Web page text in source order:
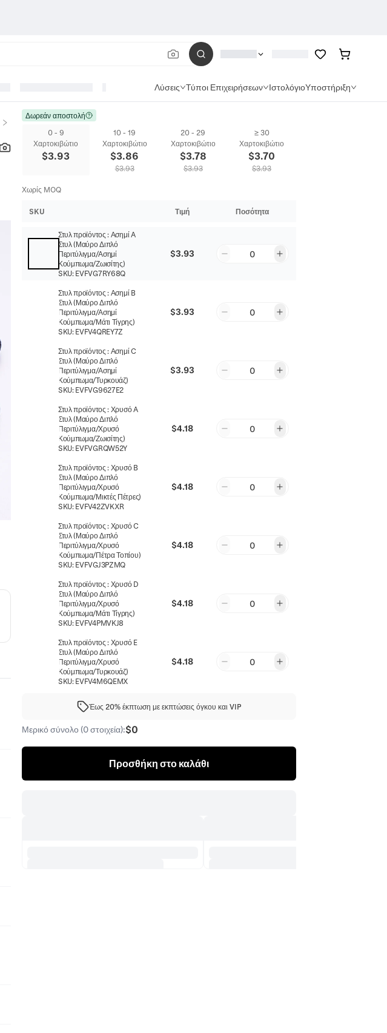
Λύσεις Τύποι Επιχειρήσεων ΙστολόγιοΥποστήριξη
Ανδρικό Πλεκτό Δερμάτινο Βραχιόλι Με Μαγνητικό Κούμπωμα Από Ανοξείδωτο Χάλυβα 316L Και Χάντρες Από
Κορυφή 10% Επαναπαραγγέλθηκε
Δωρεάν αποστολή
0 - 9
Χαρτοκιβώτιο
$3.93
10 - 19
Χαρτοκιβώτιο
$3.86
$3.93
20 - 29
Χαρτοκιβώτιο
$3.78
$3.93
≥ 30
Χαρτοκιβώτιο
$3.70
$3.93
Χωρίς MOQ
SKU Τιμή Ποσότητα
Στυλ προϊόντος : Ασημί A
Στυλ (Μαύρο Διπλό
Περιτύλιγμα/Ασημί
Κούμπωμα/Ζωισίτης)
SKU: EVFVG7RY68Q
$3.93 0
Στυλ προϊόντος : Ασημί B
Στυλ (Μαύρο Διπλό
Περιτύλιγμα/Ασημί
Κούμπωμα/Μάτι Τίγρης)
SKU: EVFV4QREY7Z
$3.93 0
Στυλ προϊόντος : Ασημί C
Στυλ (Μαύρο Διπλό
Περιτύλιγμα/Ασημί
Κούμπωμα/Τυρκουάζ)
SKU: EVFVG9627E2
$3.93 0
Στυλ προϊόντος : Χρυσό A
Στυλ (Μαύρο Διπλό
Περιτύλιγμα/Χρυσό
Κούμπωμα/Ζωισίτης)
SKU: EVFVGRQW52Y
$4.18 0
Στυλ προϊόντος : Χρυσό B
Στυλ (Μαύρο Διπλό
Περιτύλιγμα/Χρυσό
Κούμπωμα/Μικτές Πέτρες)
SKU: EVFV42ZVKXR
$4.18 0
Στυλ προϊόντος : Χρυσό C
Στυλ (Μαύρο Διπλό
Περιτύλιγμα/Χρυσό
Κούμπωμα/Πέτρα Τοπίου)
SKU: EVFVGJ3PZMQ
$4.18 0
Στυλ προϊόντος : Χρυσό D
Στυλ (Μαύρο Διπλό
Περιτύλιγμα/Χρυσό
Κούμπωμα/Μάτι Τίγρης)
SKU: EVFV4PMVKJ8
$4.18 0
Στυλ προϊόντος : Χρυσό E
Στυλ (Μαύρο Διπλό
Περιτύλιγμα/Χρυσό
Κούμπωμα/Τυρκουάζ)
SKU: EVFV4M6QEMX
$4.18 0
Έως 20% έκπτωση με εκπτώσεις όγκου και VIP
Μερικό σύνολο (0 στοιχεία):$0
Προσθήκη στο καλάθι